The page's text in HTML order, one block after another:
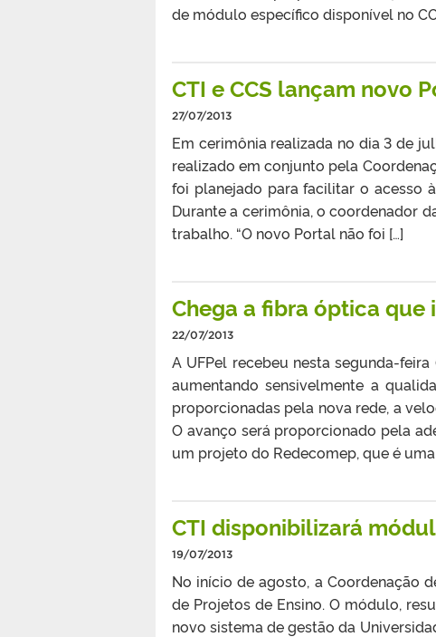
de módulo específico disponível no
CTI e CCS lançam novo
27/07/2013
Em cerimônia realizada no dia 3 de
realizado em conjunto pela
foi planejado para facilitar o acesso
Durante a cerimônia, o coordenador
trabalho. “O novo Portal não foi […]
Chega a fibra óptica
22/07/2013
A UFPel recebeu nesta segunda-
aumentando sensivelmente a
proporcionadas pela nova rede, a
O avanço será proporcionado pela
um projeto do Redecomep, que é uma
CTI disponibilizará
19/07/2013
No início de agosto, a Coordenação
de Projetos de Ensino. O módulo,
novo sistema de gestão da